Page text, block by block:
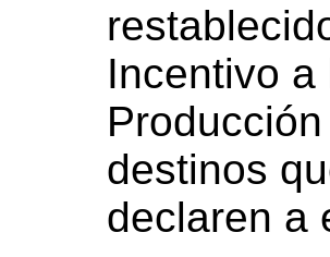
Incentivo
destinos
declaren a